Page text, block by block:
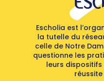
Escholia est
la tutelle du
celle de Notre
questionne les
leurs